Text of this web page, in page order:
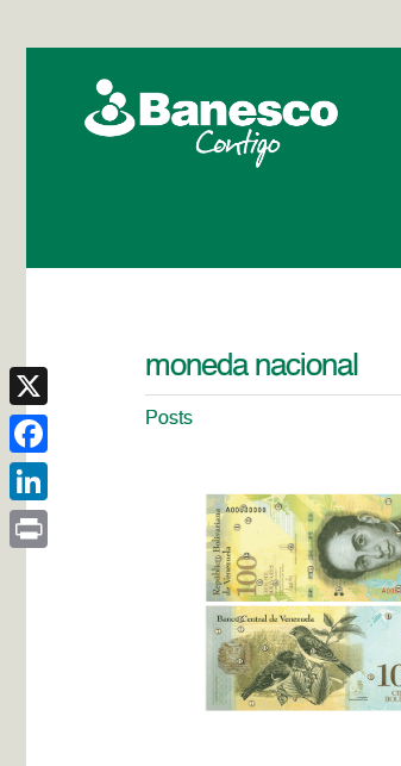
moneda nacional
Posts
X
Facebook
LinkedIn